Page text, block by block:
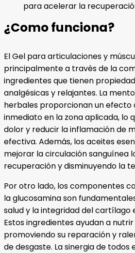
para acelerar la
¿Como funciona?
El Gel para articulaciones y
principalmente a través de la
ingredientes que tienen
analgésicas y relajantes. La
herbales proporcionan un efecto
inmediato en la zona aplicada, lo
dolor y reducir la inflamación de
efectiva. Además, los aceites
mejorar la circulación sanguínea
recuperación y disminuyendo la
Por otro lado, los componentes
la glucosamina son
salud y la integridad del cartílago
Estos ingredientes ayudan a
promoviendo su reparación y
de desgaste. La sinergia de